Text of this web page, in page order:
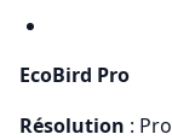
EcoBird Pro
Résolution :